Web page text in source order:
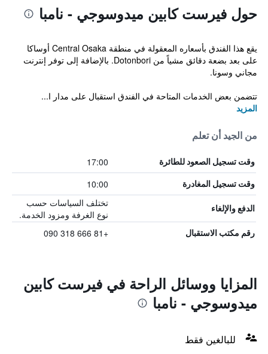
حول فيرست كابين ميدوسوجي - نامبا
يقع هذا الفندق بأسعاره المعقولة في منطقة Central Osaka أوساكا
على بعد بضعة دقائق مشياً من Dotonbori. بالإضافة إلى توفر إنترنت
مجاني وسونا.
تتضمن بعض الخدمات المتاحة في الفندق استقبال على مدار ا...
المزيد
من الجيد أن تعلم
وقت تسجيل الصعود للطائرة 17:00
وقت تسجيل المغادرة 10:00
الدفع والإلغاء
تختلف السياسات حسب
نوع الغرفة ومزود الخدمة.
رقم مكتب الاستقبال +81 666 318 090
المزايا ووسائل الراحة في فيرست كابين
ميدوسوجي - نامبا
للبالغين فقط